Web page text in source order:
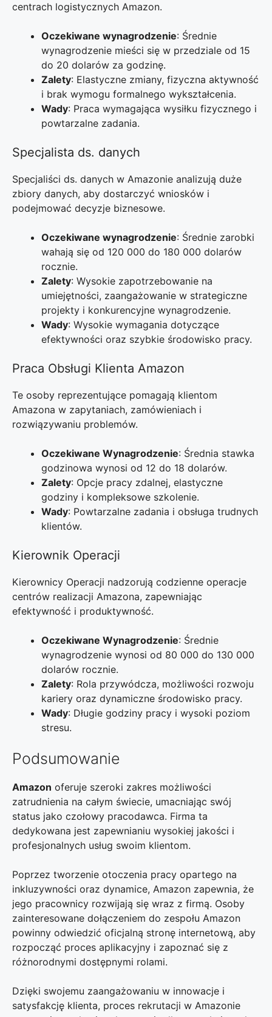
centrach logistycznych Amazon.
Oczekiwane wynagrodzenie: Średnie
wynagrodzenie mieści się w przedziale od 15
do 20 dolarów za godzinę.
Zalety: Elastyczne zmiany, fizyczna aktywność
i brak wymogu formalnego wykształcenia.
Wady: Praca wymagająca wysiłku fizycznego i
powtarzalne zadania.
Specjalista ds. danych
Specjaliści ds. danych w Amazonie analizują duże
zbiory danych, aby dostarczyć wniosków i
podejmować decyzje biznesowe.
Oczekiwane wynagrodzenie: Średnie zarobki
wahają się od 120 000 do 180 000 dolarów
rocznie.
Zalety: Wysokie zapotrzebowanie na
umiejętności, zaangażowanie w strategiczne
projekty i konkurencyjne wynagrodzenie.
Wady: Wysokie wymagania dotyczące
efektywności oraz szybkie środowisko pracy.
Praca Obsługi Klienta Amazon
Te osoby reprezentujące pomagają klientom
Amazona w zapytaniach, zamówieniach i
rozwiązywaniu problemów.
Oczekiwane Wynagrodzenie: Średnia stawka
godzinowa wynosi od 12 do 18 dolarów.
Zalety: Opcje pracy zdalnej, elastyczne
godziny i kompleksowe szkolenie.
Wady: Powtarzalne zadania i obsługa trudnych
klientów.
Kierownik Operacji
Kierownicy Operacji nadzorują codzienne operacje
centrów realizacji Amazona, zapewniając
efektywność i produktywność.
Oczekiwane Wynagrodzenie: Średnie
wynagrodzenie wynosi od 80 000 do 130 000
dolarów rocznie.
Zalety: Rola przywódcza, możliwości rozwoju
kariery oraz dynamiczne środowisko pracy.
Wady: Długie godziny pracy i wysoki poziom
stresu.
Podsumowanie
Amazon oferuje szeroki zakres możliwości
zatrudnienia na całym świecie, umacniając swój
status jako czołowy pracodawca. Firma ta
dedykowana jest zapewnianiu wysokiej jakości i
profesjonalnych usług swoim klientom.
Poprzez tworzenie otoczenia pracy opartego na
inkluzywności oraz dynamice, Amazon zapewnia, że
jego pracownicy rozwijają się wraz z firmą. Osoby
zainteresowane dołączeniem do zespołu Amazon
powinny odwiedzić oficjalną stronę internetową, aby
rozpocząć proces aplikacyjny i zapoznać się z
różnorodnymi dostępnymi rolami.
Dzięki swojemu zaangażowaniu w innowacje i
satysfakcję klienta, proces rekrutacji w Amazonie